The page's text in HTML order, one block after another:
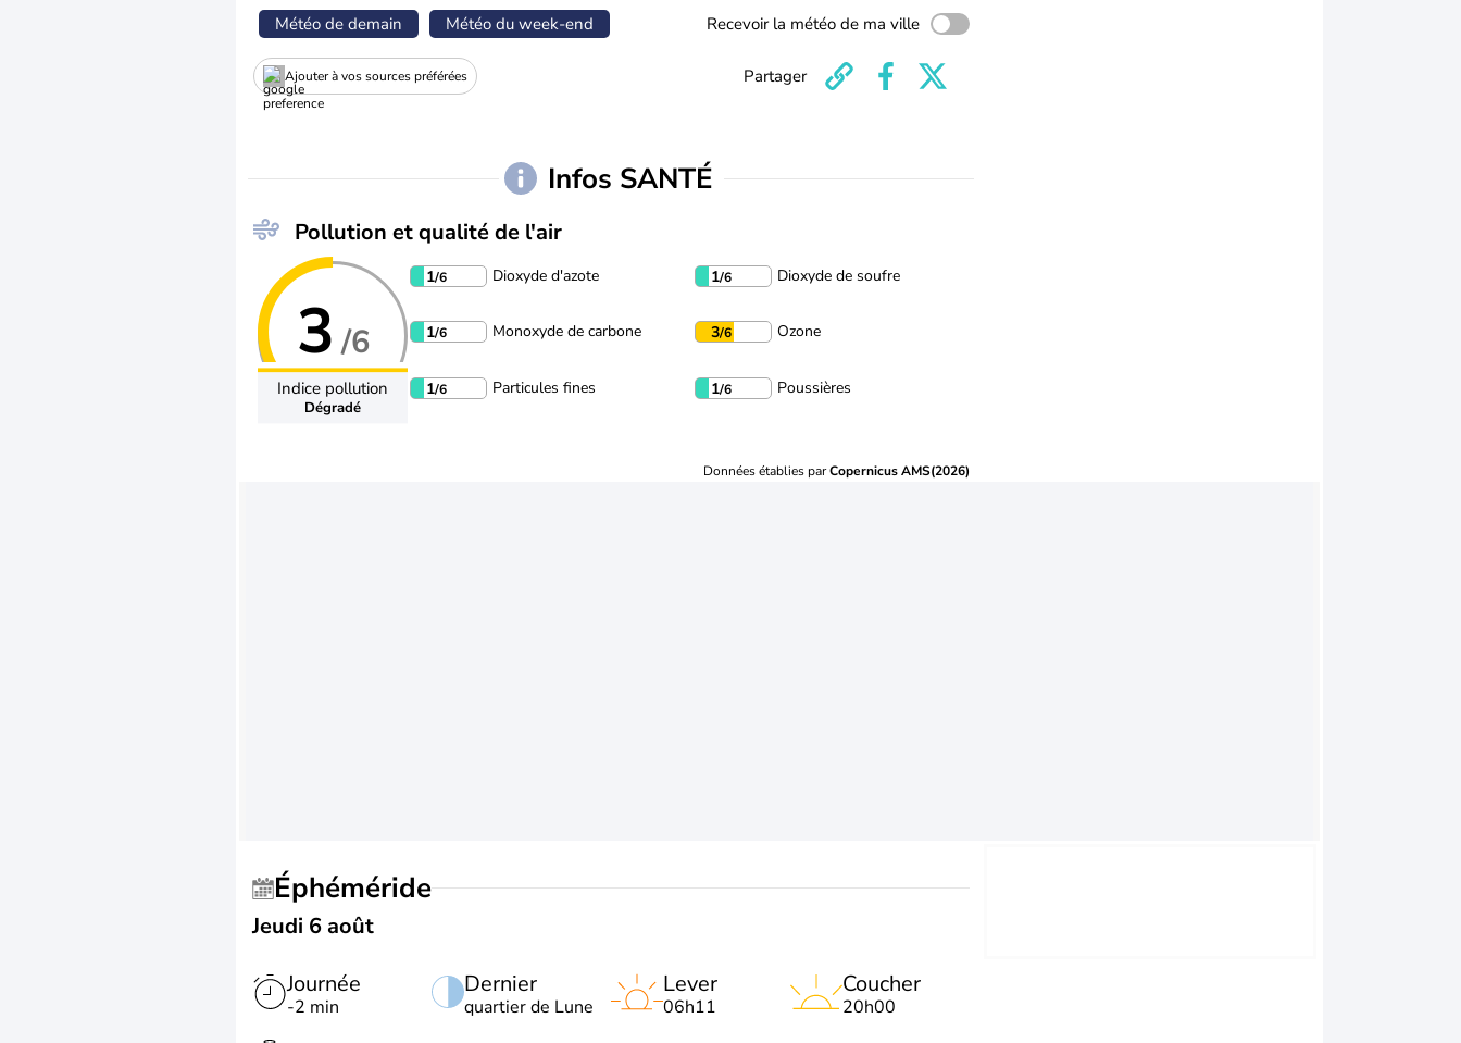
Météo de demain Météo du week-end Recevoir la météo de ma ville
Ajouter à vos sources préférées Partager
Infos SANTÉ
Pollution et qualité de l'air
3 /6
Indice pollution
Dégradé
1/6 Dioxyde d'azote 1/6 Dioxyde de soufre
1/6 Monoxyde de carbone 3/6 Ozone
1/6 Particules fines 1/6 Poussières
Données établies parCopernicus AMS(2026)
Éphéméride
Jeudi 6 août
Journée
-2 min
Dernier
quartier de Lune
Lever
06h11
Coucher
20h00